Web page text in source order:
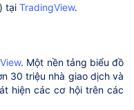
tại TradingView.
. Một nền tảng biểu đồ
30 triệu nhà giao dịch và
hiện các cơ hội trên các